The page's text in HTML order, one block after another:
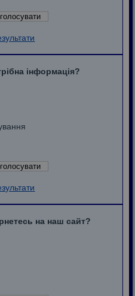
інформація?
на наш сайт?